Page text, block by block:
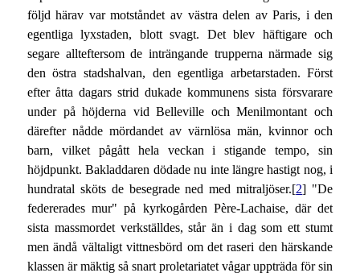
följd härav var motståndet av västra delen av Paris, i den
egentliga lyxstaden, blott svagt. Det blev häftigare och
segare allteftersom de inträngande trupperna närmade sig
den östra stadshalvan, den egentliga arbetarstaden. Först
efter åtta dagars strid dukade kommunens sista försvarare
under på höjderna vid Belleville och Menilmontant och
därefter nådde mördandet av värnlösa män, kvinnor och
barn, vilket pågått hela veckan i stigande tempo, sin
höjdpunkt. Bakladdaren dödade nu inte längre hastigt nog, i
hundratal sköts de besegrade ned med mitraljöser.[2] "De
federerades mur" på kyrkogården Père-Lachaise, där det
sista massmordet verkställdes, står än i dag som ett stumt
men ändå vältaligt vittnesbörd om det raseri den härskande
klassen är mäktig så snart proletariatet vågar uppträda för sin